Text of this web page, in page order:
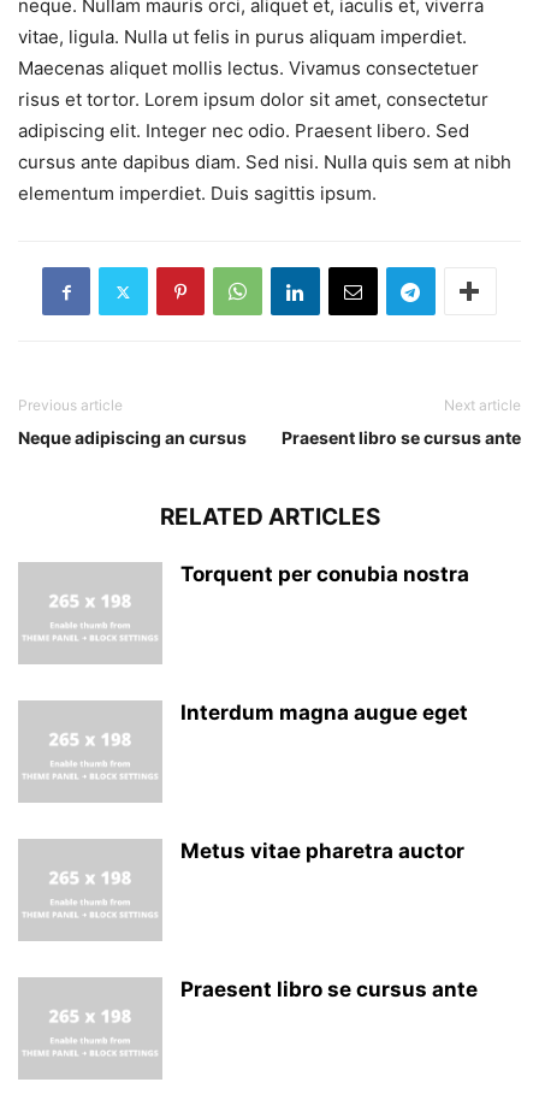
neque. Nullam mauris orci, aliquet et, iaculis et, viverra
vitae, ligula. Nulla ut felis in purus aliquam imperdiet.
Maecenas aliquet mollis lectus. Vivamus consectetuer
risus et tortor. Lorem ipsum dolor sit amet, consectetur
adipiscing elit. Integer nec odio. Praesent libero. Sed
cursus ante dapibus diam. Sed nisi. Nulla quis sem at nibh
elementum imperdiet. Duis sagittis ipsum.
Previous article
Neque adipiscing an cursus
Next article
Praesent libro se cursus ante
RELATED ARTICLES
Torquent per conubia nostra
Interdum magna augue eget
Metus vitae pharetra auctor
Praesent libro se cursus ante